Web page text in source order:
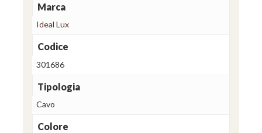
Marca
Ideal Lux
Codice
301686
Tipologia
Cavo
Colore